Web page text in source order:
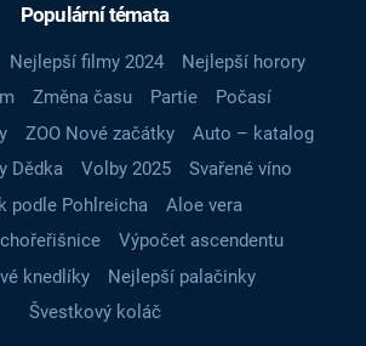
Populární témata
Nejlepší filmy 2024
Nejlepší horory
Změna času Partie
Počasí
ZOO Nové začátky
Auto – katalog
Dědka
Volby 2025
Svařené víno
podle Pohlreicha
Aloe vera
Výpočet ascendentu
knedlíky
Nejlepší palačinky
Švestkový koláč